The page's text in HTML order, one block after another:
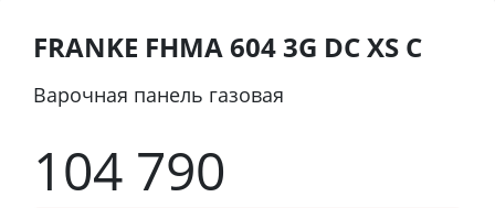
FRANKE FHMA 604 3G DC XS C
Варочная панель газовая
104 790